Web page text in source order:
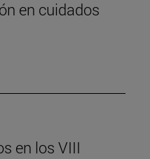
en cuidados
en los VIII